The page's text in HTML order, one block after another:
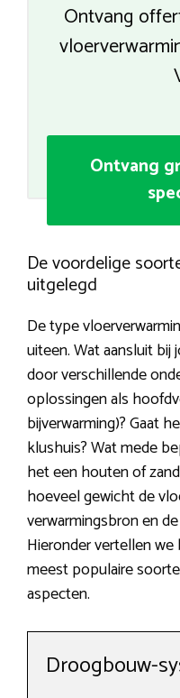
Ontvang
Ontvang
De voordelige
uitgelegd
De type
uiteen. Wat aansluit
door verschillende
oplossingen als
bijverwarming)? Gaat
klushuis? Wat mede
het een houten of
hoeveel gewicht de
verwarmingsbron en
Hieronder vertellen
meest populaire
aspecten.
Droogbouw-